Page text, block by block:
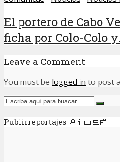
El portero de Cabo
ficha por Colo-Colo
Leave a Comment
You must be logged in to post
Publirreportajes 🔎👨🏻‍💻📰